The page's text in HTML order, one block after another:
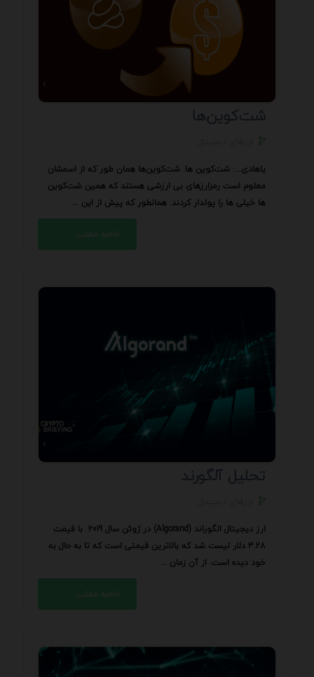
شت‌کوین‌ها
یاهادی...: شت‌کوین ها. شت‌کوین‌ها همان طور که از اسمشان
معلوم است رمزارزهای بی ارزشی هستند که همین شت‌کوین
ها خیلی ها را پولدار کردند. همانطور که پیش از این ...
ادامه مطلب
تحلیل آلگورند
ارز دیجیتال الگوراند (Algorand) در ژوئن سال 2019 با قیمت
3.28 دلار لیست شد که بالاترین قیمتی است که تا به حال به
خود دیده است. از آن زمان ...
ادامه مطلب